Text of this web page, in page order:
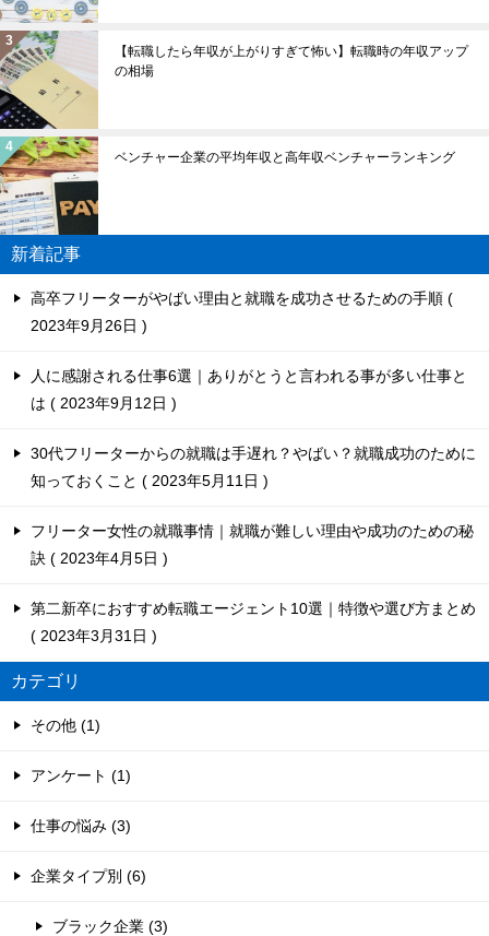
【転職したら年収が上がりすぎて怖い】転職時の年収アップ
の相場
ベンチャー企業の平均年収と高年収ベンチャーランキング
新着記事
高卒フリーターがやばい理由と就職を成功させるための手順
2023年9月26日
人に感謝される仕事6選｜ありがとうと言われる事が多い仕事と
は
2023年9月12日
30代フリーターからの就職は手遅れ？やばい？就職成功のために
知っておくこと
2023年5月11日
フリーター女性の就職事情｜就職が難しい理由や成功のための秘
訣
2023年4月5日
第二新卒におすすめ転職エージェント10選｜特徴や選び方まとめ
2023年3月31日
カテゴリ
その他 (1)
アンケート (1)
仕事の悩み (3)
企業タイプ別 (6)
ブラック企業 (3)